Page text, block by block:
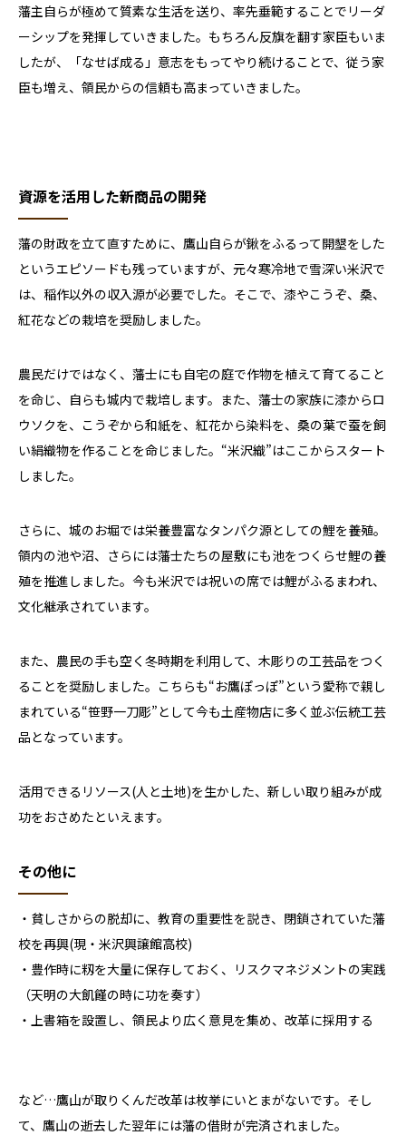
藩主自らが極めて質素な生活を送り、率先垂範することでリーダ
ーシップを発揮していきました。もちろん反旗を翻す家臣もいま
したが、「なせば成る」意志をもってやり続けることで、従う家
臣も増え、領民からの信頼も高まっていきました。
資源を活用した新商品の開発
藩の財政を立て直すために、鷹山自らが鍬をふるって開墾をした
というエピソードも残っていますが、元々寒冷地で雪深い米沢で
は、稲作以外の収入源が必要でした。そこで、漆やこうぞ、桑、
紅花などの栽培を奨励しました。
農民だけではなく、藩士にも自宅の庭で作物を植えて育てること
を命じ、自らも城内で栽培します。また、藩士の家族に漆からロ
ウソクを、こうぞから和紙を、紅花から染料を、桑の葉で蚕を飼
い絹織物を作ることを命じました。“米沢織”はここからスタート
しました。
さらに、城のお堀では栄養豊富なタンパク源としての鯉を養殖。
領内の池や沼、さらには藩士たちの屋敷にも池をつくらせ鯉の養
殖を推進しました。今も米沢では祝いの席では鯉がふるまわれ、
文化継承されています。
また、農民の手も空く冬時期を利用して、木彫りの工芸品をつく
ることを奨励しました。こちらも“お鷹ぽっぽ”という愛称で親し
まれている“笹野一刀彫”として今も土産物店に多く並ぶ伝統工芸
品となっています。
活用できるリソース(人と土地)を生かした、新しい取り組みが成
功をおさめたといえます。
その他に
・貧しさからの脱却に、教育の重要性を説き、閉鎖されていた藩
校を再興(現・米沢興譲館高校)
・豊作時に籾を大量に保存しておく、リスクマネジメントの実践
（天明の大飢饉の時に功を奏す）
・上書箱を設置し、領民より広く意見を集め、改革に採用する
など…鷹山が取りくんだ改革は枚挙にいとまがないです。そし
て、鷹山の逝去した翌年には藩の借財が完済されました。